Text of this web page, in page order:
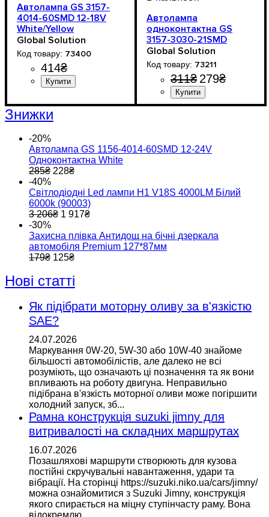
Автолампа GS 3157-
4014-60SMD 12-18V
White/Yellow
Безцокольна
Двухконтактна
Global Solution
73400
414₴
Стоп-сигнали
4014SMD
60SMD
Автолампа
одноконтактна GS
3157-3030-21SMD
Samsung (Аналог
лампи W27) Червона
Global Solution
73211
311₴ 279₴
Тип світлодіодного
Кількість світлодіодів:
Напруга, V: 12-24V
Кількість в упаковці: 1 шт.
Знижки
-20%
Автолампа GS 1156-4014-60SMD 12-24V
Одноконтактна White
285₴ 228₴
-40%
Світлодіодні Led лампи H1 V18S 4000LM Білий
6000k (90003)
3 206₴ 1 917₴
-30%
Захисна плівка Антидощ на бічні дзеркала
автомобіля Premium 127*87мм
179₴ 125₴
Нові статті
Як підібрати моторну оливу за в'язкістю
SAE?
24.07.2026
Маркування 0W-20, 5W-30 або 10W-40 знайоме
більшості автомобілістів, але далеко не всі
розуміють, що означають ці позначення та як вони
впливають на роботу двигуна. Неправильно
підібрана в'язкість моторної оливи може погіршити
холодний запуск, зб...
Рамна конструкція suzuki jimny для
витривалості на складних маршрутах
16.07.2026
Позашляхові маршрути створюють для кузова
постійні скручувальні навантаження, удари та
вібрації. На сторінці https://suzuki.niko.ua/cars/jimny/
можна ознайомитися з Suzuki Jimny, конструкція
якого спирається на міцну ступінчасту раму. Вона
відокремлю...